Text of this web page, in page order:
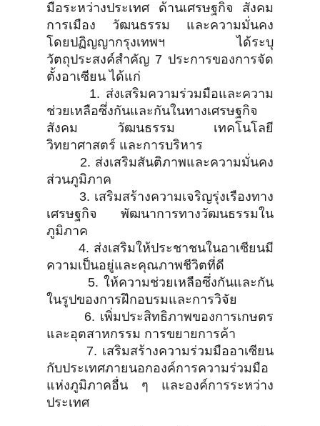
มือระหว่างประเทศ ด้านเศรษฐกิจ สังคม
การเมือง วัฒนธรรม และความมั่นคง
โดยปฏิญญากรุงเทพฯ ได้ระบุ
วัตถุประสงค์สำคัญ 7 ประการของการจัด
ตั้งอาเซียน ได้แก่
1. ส่งเสริมความร่วมมือและความ
ช่วยเหลือซึ่งกันและกันในทางเศรษฐกิจ
สังคม วัฒนธรรม เทคโนโลยี
วิทยาศาสตร์ และการบริหาร
2. ส่งเสริมสันติภาพและความมั่นคง
ส่วนภูมิภาค
3. เสริมสร้างความเจริญรุ่งเรืองทาง
เศรษฐกิจ พัฒนาการทางวัฒนธรรมใน
ภูมิภาค
4. ส่งเสริมให้ประชาชนในอาเซียนมี
ความเป็นอยู่และคุณภาพชีวิตที่ดี
5. ให้ความช่วยเหลือซึ่งกันและกัน
ในรูปของการฝึกอบรมและการวิจัย
6. เพิ่มประสิทธิภาพของการเกษตร
และอุตสาหกรรม การขยายการค้า
7. เสริมสร้างความร่วมมืออาเซียน
กับประเทศภายนอกองค์การความร่วมมือ
แห่งภูมิภาคอื่น ๆ และองค์การระหว่าง
ประเทศ